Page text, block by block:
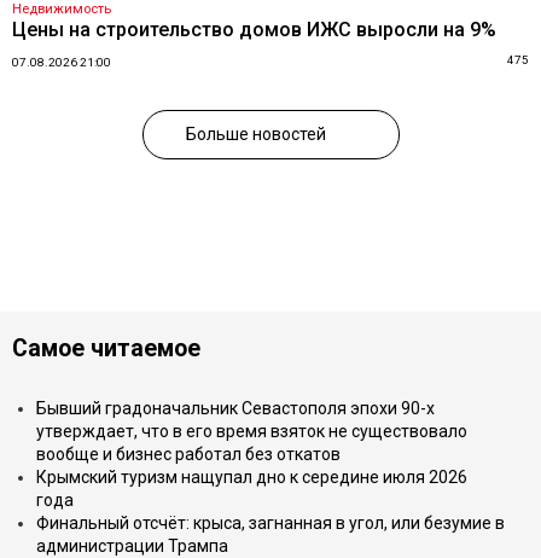
Недвижимость
Цены на строительство домов ИЖС выросли на 9%
07.08.2026 21:00 475
Больше новостей
Самое читаемое
Бывший градоначальник Севастополя эпохи 90-х
утверждает, что в его время взяток не существовало
вообще и бизнес работал без откатов
Крымский туризм нащупал дно к середине июля 2026
года
Финальный отсчёт: крыса, загнанная в угол, или безумие в
администрации Трампа